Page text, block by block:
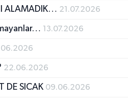
ALAMADIK… 21.07.2026
13.07.2026
22.06.2026
DE SICAK 09.06.2026